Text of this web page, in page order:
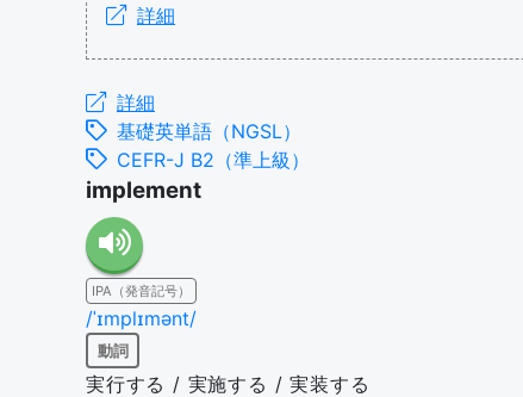
詳細
詳細
基礎英単語（NGSL）
CEFR-J B2（準上級）
implement
IPA（発音記号）
/ˈɪmplɪmənt/
動詞
実行する / 実施する / 実装する